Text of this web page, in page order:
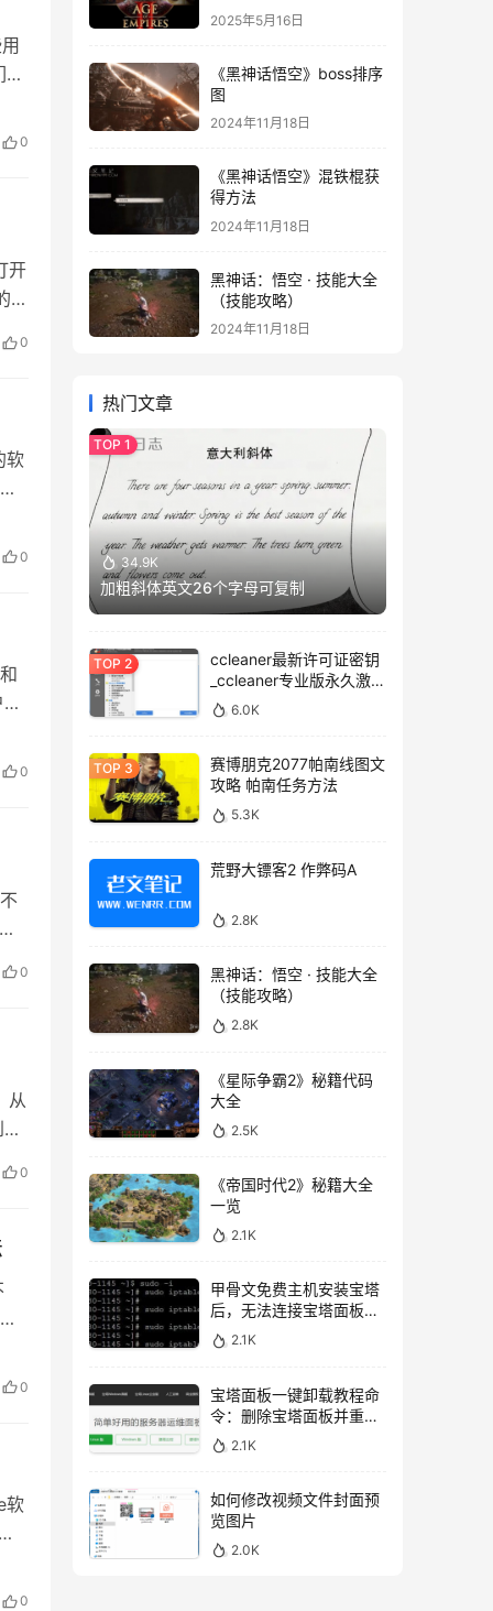
0
开
应
0
软
0
0
0
从
0
0
软
0
2025年5月16日
《黑神话悟空》boss排序
图
2024年11月18日
《黑神话悟空》混铁棍获
得方法
2024年11月18日
黑神话：悟空 · 技能大全
（技能攻略）
2024年11月18日
热门文章
34.9K
加粗斜体英文26个字母可复制
ccleaner最新许可证密钥
_ccleaner专业版永久激活
码 6.0K
赛博朋克2077帕南线图文
攻略 帕南任务方法
5.3K
荒野大镖客2 作弊码A
2.8K
黑神话：悟空 · 技能大全
（技能攻略）
2.8K
《星际争霸2》秘籍代码
大全
2.5K
《帝国时代2》秘籍大全
一览
2.1K
甲骨文免费主机安装宝塔
后，无法连接宝塔面板的
解决方法
2.1K
宝塔面板一键卸载教程命
令：删除宝塔面板并重新
开始安装
2.1K
如何修改视频文件封面预
览图片
2.0K